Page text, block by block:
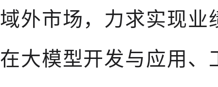
域外市场，力求实现业
在大模型开发与应用、